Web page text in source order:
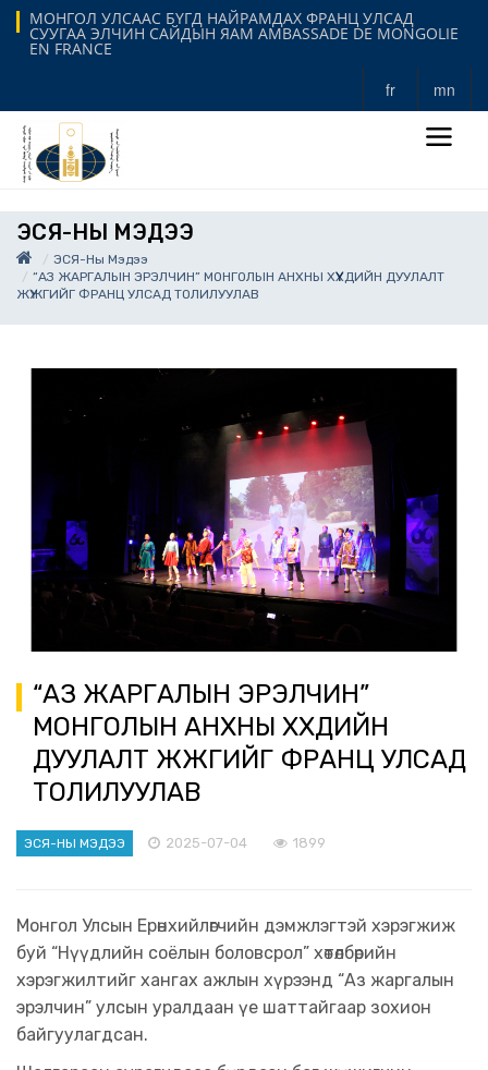
МОНГОЛ УЛСААС БҮГД НАЙРАМДАХ ФРАНЦ УЛСАД
СУУГАА ЭЛЧИН САЙДЫН ЯАМ AMBASSADE DE MONGOLIE
EN FRANCE
fr mn
ЭСЯ-НЫ МЭДЭЭ
ЭСЯ-Ны Мэдээ
“АЗ ЖАРГАЛЫН ЭРЭЛЧИН” МОНГОЛЫН АНХНЫ ХҮҮХДИЙН ДУУЛАЛТ
ЖҮЖГИЙГ ФРАНЦ УЛСАД ТОЛИЛУУЛАВ
“АЗ ЖАРГАЛЫН ЭРЭЛЧИН”
МОНГОЛЫН АНХНЫ ХҮҮХДИЙН
ДУУЛАЛТ ЖҮЖГИЙГ ФРАНЦ УЛСАД
ТОЛИЛУУЛАВ
ЭСЯ-НЫ МЭДЭЭ 2025-07-04 1899
Монгол Улсын Ерөнхийлөгчийн дэмжлэгтэй хэрэгжиж
буй “Нүүдлийн соёлын боловсрол” хөтөлбөрийн
хэрэгжилтийг хангах ажлын хүрээнд “Аз жаргалын
эрэлчин” улсын уралдаан үе шаттайгаар зохион
байгуулагдсан.